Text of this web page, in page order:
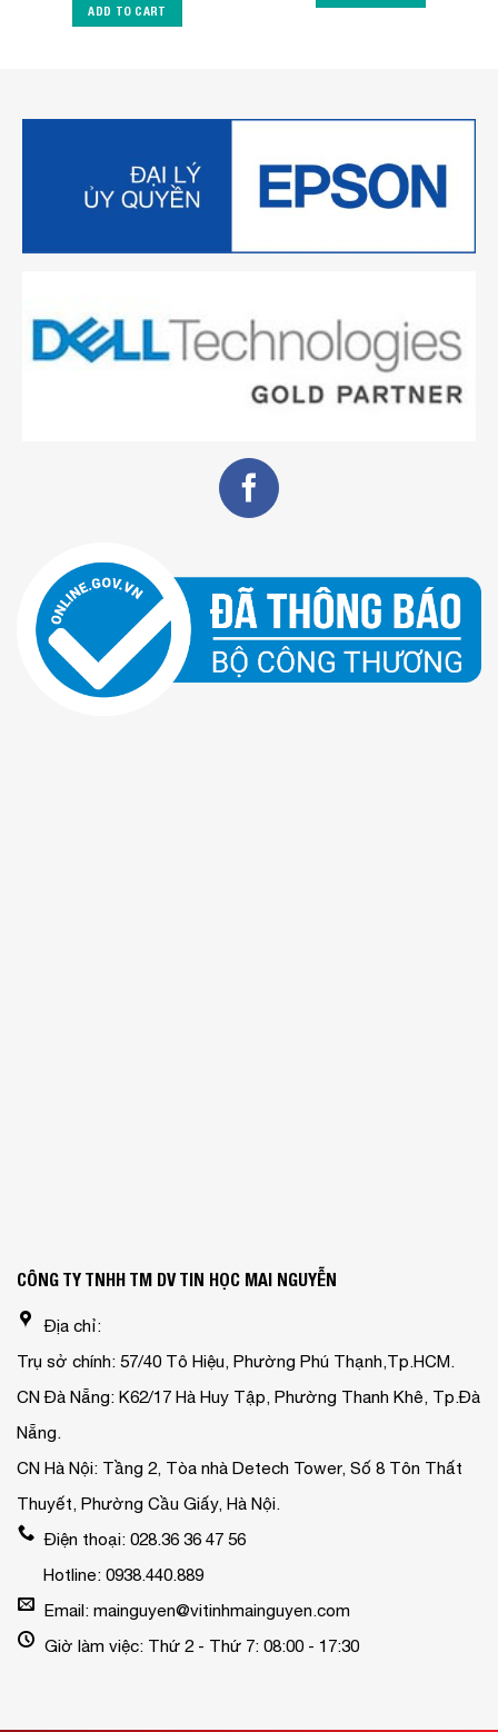
ADD TO CART
CÔNG TY TNHH TM DV TIN HỌC MAI NGUYỄN
Địa chỉ:
Trụ sở chính: 57/40 Tô Hiệu, Phường Phú Thạnh,Tp.HCM.
CN Đà Nẵng: K62/17 Hà Huy Tập, Phường Thanh Khê, Tp.Đà
Nẵng.
CN Hà Nội: Tầng 2, Tòa nhà Detech Tower, Số 8 Tôn Thất
Thuyết, Phường Cầu Giấy, Hà Nội.
Điện thoại: 028.36 36 47 56
Hotline: 0938.440.889
Email: mainguyen@vitinhmainguyen.com
Giờ làm việc: Thứ 2 - Thứ 7: 08:00 - 17:30